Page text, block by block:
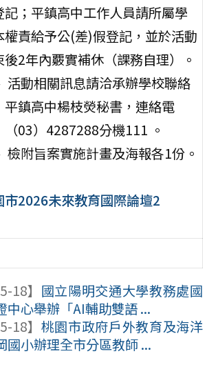
記；平鎮高中工作人員請所屬學
權責給予公(差)假登記，並於活動
後2年內覈實補休（課務自理）。
活動相關訊息請洽承辦學校聯絡
平鎮高中楊枝熒秘書，連絡電
（03）4287288分機111 。
檢附旨案實施計畫及海報各1份。
市2026未來教育國際論壇2
18】 國立陽明交通大學教務處國
中心舉辦「AI輔助雙語 ...
18】 桃園市政府戶外教育及海洋
國小辦理全市分區教師 ...